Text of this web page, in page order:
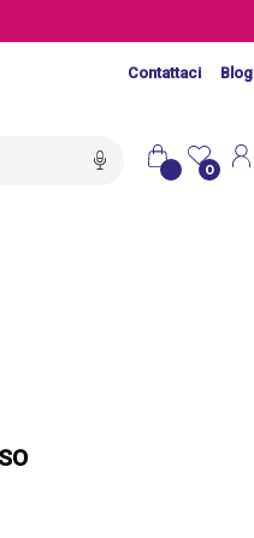
Contattaci Blog
0